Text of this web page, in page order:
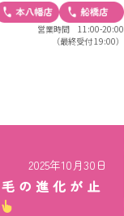
営業時間 11:00-20:00
（最終受付 19:00）
2025年10月30日
の進化が止